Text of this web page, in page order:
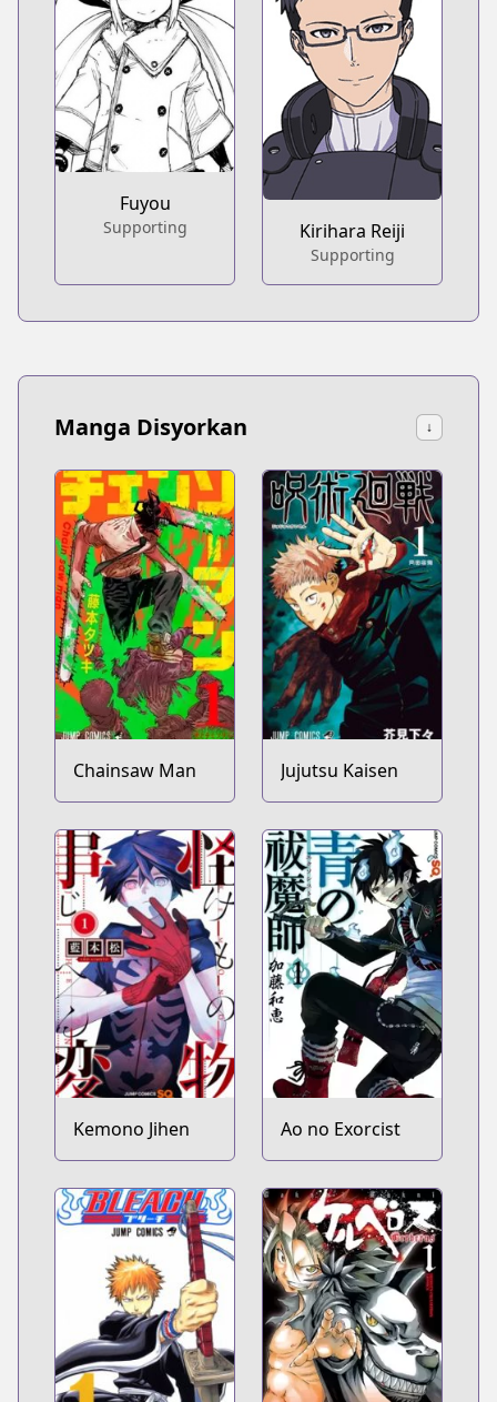
Fuyou
Supporting Kirihara Reiji
Supporting
Manga Disyorkan ↓
Chainsaw Man Jujutsu Kaisen
Kemono Jihen Ao no Exorcist